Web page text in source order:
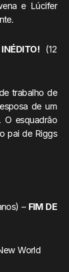
e Lúcifer
(12
trabalho de
de um
O esquadrão
pai de Riggs
– FIM DE
World